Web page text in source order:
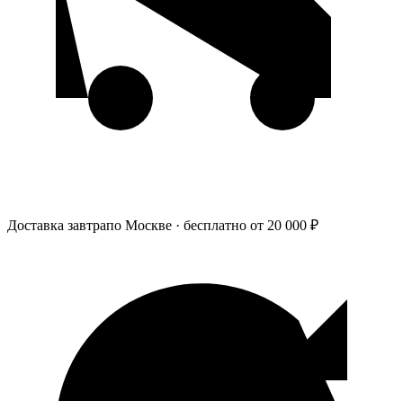
Доставка завтрапо Москве · бесплатно от 20 000 ₽